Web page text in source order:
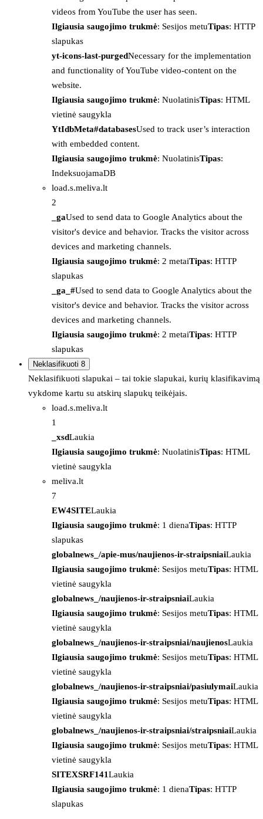
videos from YouTube the user has seen.
Ilgiausia saugojimo trukmė: Sesijos metuTipas: HTTP
slapukas
yt-icons-last-purgedNecessary for the implementation
and functionality of YouTube video-content on the
website.
Ilgiausia saugojimo trukmė: NuolatinisTipas: HTML
vietinė saugykla
YtIdbMeta#databasesUsed to track user’s interaction
with embedded content.
Ilgiausia saugojimo trukmė: NuolatinisTipas:
IndeksuojamaDB
load.s.meliva.lt
2
_gaUsed to send data to Google Analytics about the
visitor's device and behavior. Tracks the visitor across
devices and marketing channels.
Ilgiausia saugojimo trukmė: 2 metaiTipas: HTTP
slapukas
_ga_#Used to send data to Google Analytics about the
visitor's device and behavior. Tracks the visitor across
devices and marketing channels.
Ilgiausia saugojimo trukmė: 2 metaiTipas: HTTP
slapukas
Neklasifikuoti 8
Neklasifikuoti slapukai – tai tokie slapukai, kurių klasifikavimą
vykdome kartu su atskirų slapukų teikėjais.
load.s.meliva.lt
1
_xsdLaukia
Ilgiausia saugojimo trukmė: NuolatinisTipas: HTML
vietinė saugykla
meliva.lt
7
EW4SITELaukia
Ilgiausia saugojimo trukmė: 1 dienaTipas: HTTP
slapukas
globalnews_/apie-mus/naujienos-ir-straipsniaiLaukia
Ilgiausia saugojimo trukmė: Sesijos metuTipas: HTML
vietinė saugykla
globalnews_/naujienos-ir-straipsniaiLaukia
Ilgiausia saugojimo trukmė: Sesijos metuTipas: HTML
vietinė saugykla
globalnews_/naujienos-ir-straipsniai/naujienosLaukia
Ilgiausia saugojimo trukmė: Sesijos metuTipas: HTML
vietinė saugykla
globalnews_/naujienos-ir-straipsniai/pasiulymaiLaukia
Ilgiausia saugojimo trukmė: Sesijos metuTipas: HTML
vietinė saugykla
globalnews_/naujienos-ir-straipsniai/straipsniaiLaukia
Ilgiausia saugojimo trukmė: Sesijos metuTipas: HTML
vietinė saugykla
SITEXSRF141Laukia
Ilgiausia saugojimo trukmė: 1 dienaTipas: HTTP
slapukas